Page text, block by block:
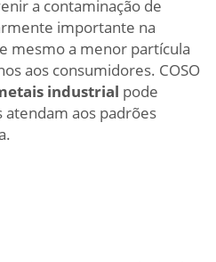
a contaminação de
importante na
mesmo a menor partícula
aos consumidores. COSO
industrial pode
atendam aos padrões